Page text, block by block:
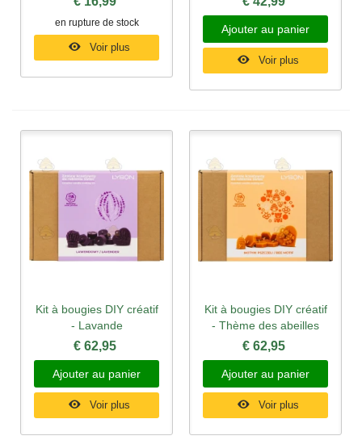
en rupture de stock
Voir plus
Ajouter au panier
Voir plus
Kit à bougies DIY créatif
- Lavande
€ 62,95
Ajouter au panier
Voir plus
Kit à bougies DIY créatif
- Thème des abeilles
€ 62,95
Ajouter au panier
Voir plus